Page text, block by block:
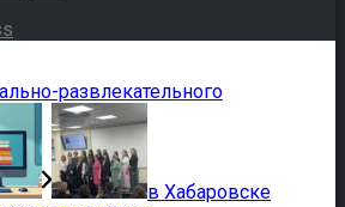
развлекательного
в Хабаровске